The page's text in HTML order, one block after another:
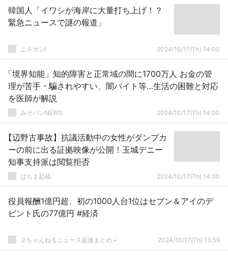
韓国人「イワシが海岸に大量打ち上げ！？
緊急ニュースで謎の報道」
ニチカン! 2024/10/17(Th) 14:00
「境界知能」知的障害と正常域の間に1700万人 お金の管
理が苦手・騙されやすい、闇バイト等…生活の困難と対応
を医師が解説
みそパンNEWS 2024/10/17(Th) 14:00
【辺野古事故】抗議活動中の女性がダンプカ
ーの前に出る証拠映像が公開！玉城デニー
知事支持派は閲覧拒否
はちま起稿 2024/10/17(Th) 14:00
役員報酬1億円超、初の1000人台1位はセブン＆アイのデ
ピント氏の77億円 #経済
２ちゃんねるニュース超速まとめ＋ 2024/10/17(Th) 13:59